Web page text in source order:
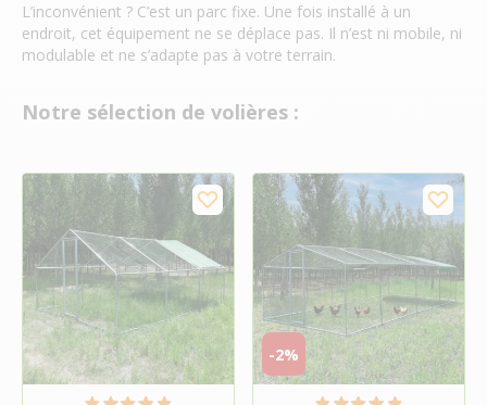
L’inconvénient ? C’est un parc fixe. Une fois installé à un
endroit, cet équipement ne se déplace pas. Il n’est ni mobile, ni
modulable et ne s’adapte pas à votre terrain.
Notre sélection de volières :
-2%